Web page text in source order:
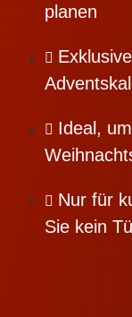
planen
Ideal,
Nur für
Sie kein